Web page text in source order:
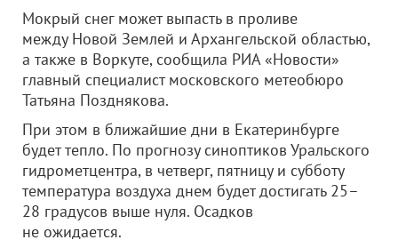
Мокрый снег может выпасть в проливе
между Новой Землей и Архангельской областью,
а также в Воркуте, сообщила РИА «Новости»
главный специалист московского метеобюро
Татьяна Позднякова.
При этом в ближайшие дни в Екатеринбурге
будет тепло. По прогнозу синоптиков Уральского
гидрометцентра, в четверг, пятницу и субботу
температура воздуха днем будет достигать 25–
28 градусов выше нуля. Осадков
не ожидается.